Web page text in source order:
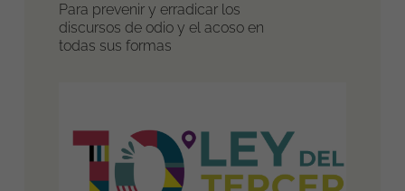
Para prevenir y erradicar los
discursos de odio y el acoso en
todas sus formas